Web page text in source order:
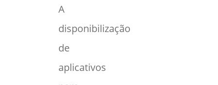
A
disponibilização
de
aplicativos